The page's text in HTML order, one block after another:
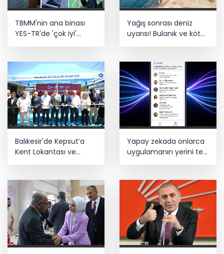
Türk F-16'ları NATO görevi için
Estonya'da... MSB yerli savunma
sistemleriyle güçleniyor
ediyor... Hudutlarda 490 kişi yakalandı
TBMM'nin ana binası
YES-TR'de 'çok iyi'
Yağış sonrası deniz
uyarısı! Bulanık ve kötü
Balıkesir'de Kepsut’a
Kent Lokantası ve
altyapı desteği
Yapay zekada onlarca
uygulamanın yerini tek
asistan alabilir